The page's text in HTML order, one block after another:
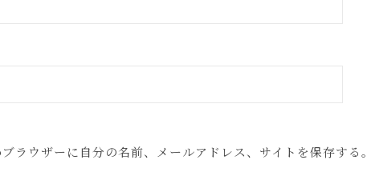
ラウザーに自分の名前、メールアドレス、サイトを保存する。